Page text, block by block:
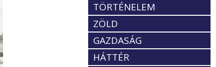
TÖRTÉNELEM
ZÖLD
GAZDASÁG
HÁTTÉR